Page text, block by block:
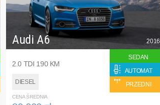
Audi A6
2.0 TDI 190 KM
DIESEL
2016
SEDAN
AUTOMAT
PRZEDNI
CENA ŚREDNIA